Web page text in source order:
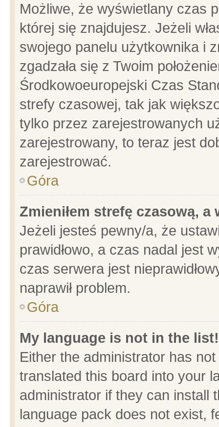
Możliwe, że wyświetlany czas
której się znajdujesz. Jeżeli
swojego panelu użytkownika i
zgadzała się z Twoim
Środkowoeuropejski Czas
strefy czasowej, tak jak
tylko przez zarejestrowanych
zarejestrowany, to teraz jest
zarejestrować.
Góra
Zmieniłem strefę czasową,
Jeżeli jesteś pewny/a, że
prawidłowo, a czas nadal jest
czas serwera jest
naprawił problem.
Góra
My language is not in the list!
Either the administrator has
translated this board into your
administrator if they can install
language pack does not exist,